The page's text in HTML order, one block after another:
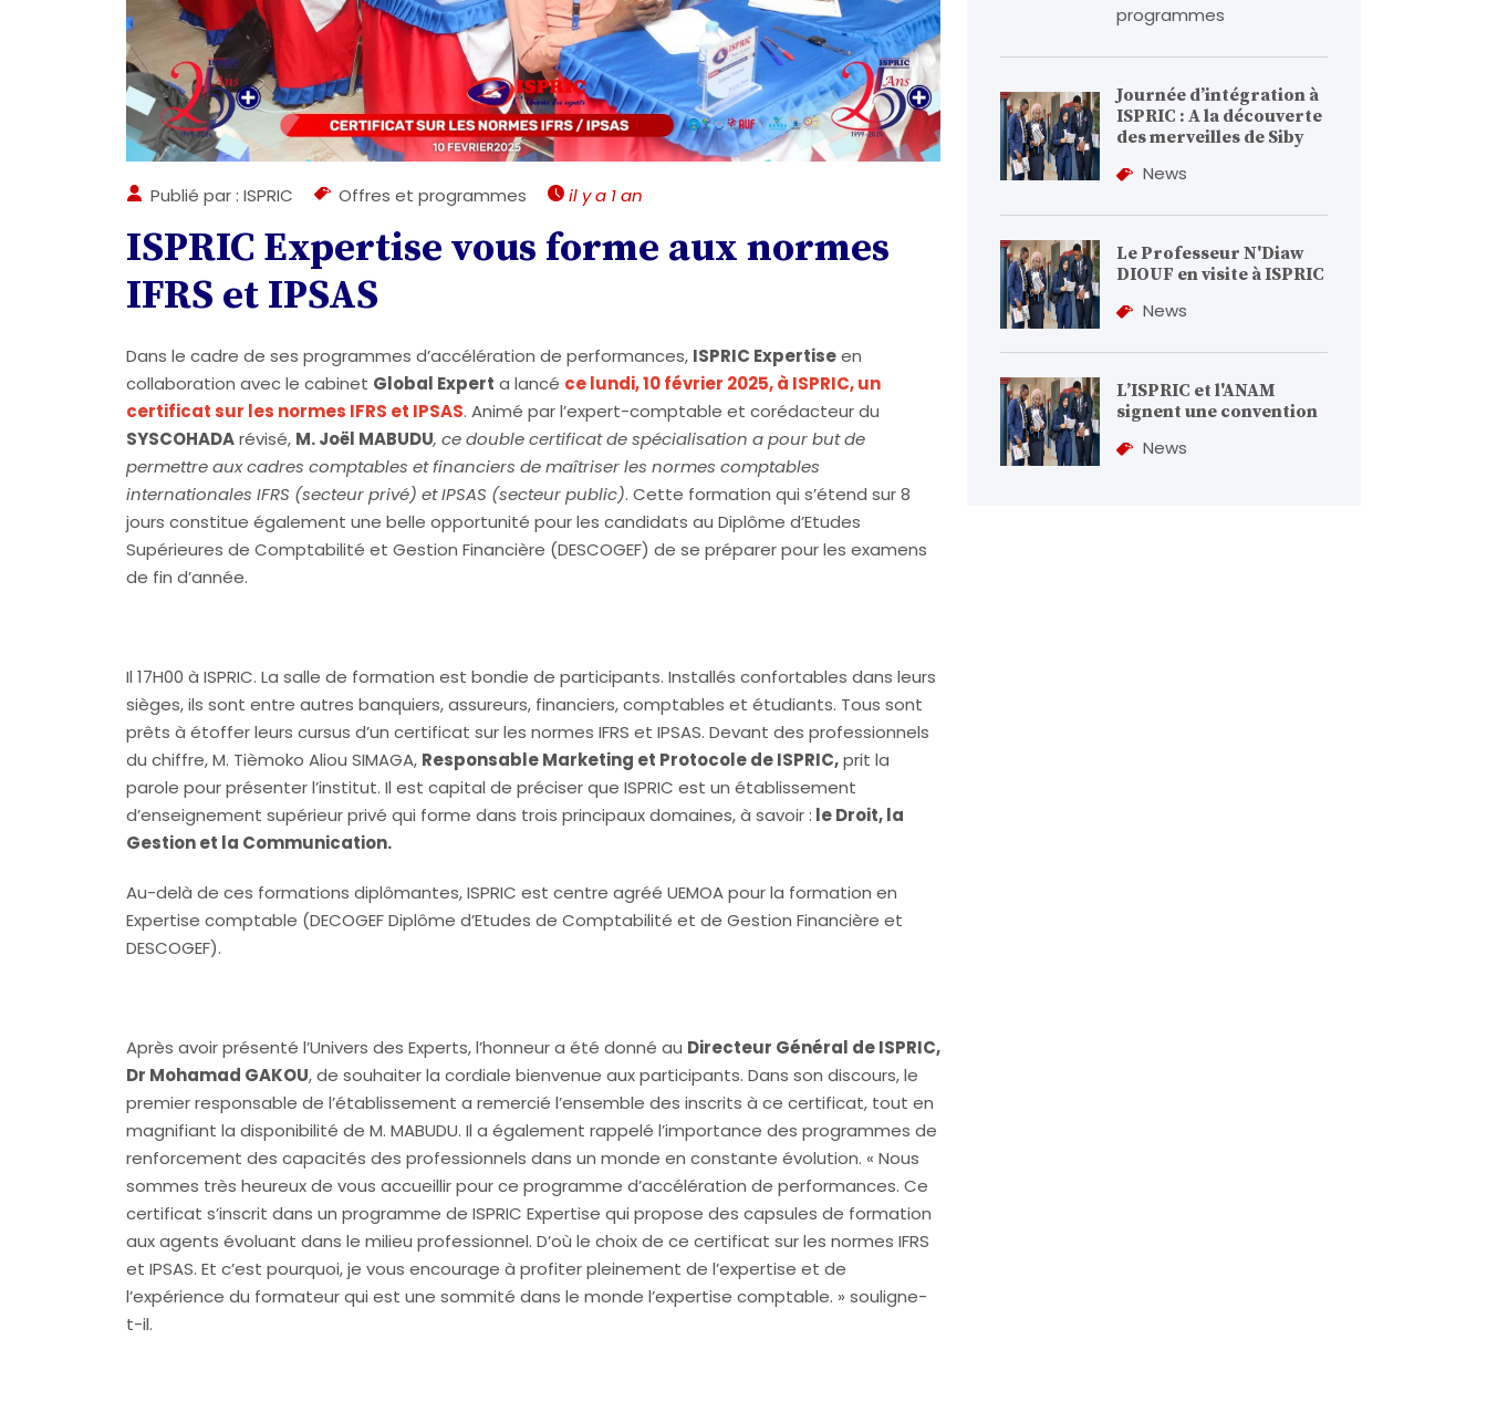
Publié par : ISPRIC Offres et programmes il y a 1 an
ISPRIC Expertise vous forme aux normes
IFRS et IPSAS
Dans le cadre de ses programmes d’accélération de performances, ISPRIC Expertiseen
collaboration avec le cabinet Global Expert a lancé ce lundi, 10 février 2025, à ISPRIC, un
certificat sur les normes IFRS et IPSAS. Animé par l’expert-comptable et corédacteur du
SYSCOHADArévisé, M. Joël MABUDU, ce double certificat de spécialisation a pour but de
permettre aux cadres comptables et financiers de maîtriser les normes comptables
internationales IFRS (secteur privé) et IPSAS (secteur public). Cette formation qui s’étend sur 8
jours constitue également une belle opportunité pour les candidats au Diplôme d’Etudes
Supérieures de Comptabilité et Gestion Financière (DESCOGEF) de se préparer pour les examens
de fin d’année.
Il 17H00 à ISPRIC. La salle de formation est bondie de participants. Installés confortables dans leurs
sièges, ils sont entre autres banquiers, assureurs, financiers, comptables et étudiants. Tous sont
prêts à étoffer leurs cursus d’un certificat sur les normes IFRS et IPSAS. Devant des professionnels
du chiffre, M. Tièmoko Aliou SIMAGA, Responsable Marketing et Protocole de ISPRIC,prit la
parole pour présenter l’institut. Il est capital de préciser que ISPRIC est un établissement
d’enseignement supérieur privé qui forme dans trois principaux domaines, à savoir : le Droit, la
Gestion et la Communication.
Au-delà de ces formations diplômantes, ISPRIC est centre agréé UEMOA pour la formation en
Expertise comptable (DECOGEF Diplôme d’Etudes de Comptabilité et de Gestion Financière et
DESCOGEF).
Après avoir présenté l’Univers des Experts, l’honneur a été donné au Directeur Général de ISPRIC,
Dr Mohamad GAKOU, de souhaiter la cordiale bienvenue aux participants. Dans son discours, le
premier responsable de l’établissement a remercié l’ensemble des inscrits à ce certificat, tout en
magnifiant la disponibilité de M. MABUDU. Il a également rappelé l’importance des programmes de
renforcement des capacités des professionnels dans un monde en constante évolution. « Nous
sommes très heureux de vous accueillir pour ce programme d’accélération de performances. Ce
certificat s’inscrit dans un programme de ISPRIC Expertise qui propose des capsules de formation
aux agents évoluant dans le milieu professionnel. D’où le choix de ce certificat sur les normes IFRS
et IPSAS. Et c’est pourquoi, je vous encourage à profiter pleinement de l’expertise et de
l’expérience du formateur qui est une sommité dans le monde l’expertise comptable. » souligne-
t-il.
programmes
Journée d’intégration à
ISPRIC : A la découverte
des merveilles de Siby
News
Le Professeur N'Diaw
DIOUF en visite à ISPRIC
News
L’ISPRIC et l'ANAM
signent une convention
News